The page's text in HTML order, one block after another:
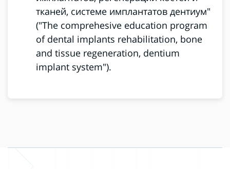
тканей, системе имплантатов дентиум"
("The comprehesive education program
of dental implants rehabilitation, bone
and tissue regeneration, dentium
implant system").